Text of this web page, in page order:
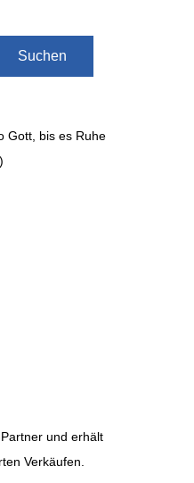
Suchen
Gott, bis es Ruhe
und erhält
Verkäufen.